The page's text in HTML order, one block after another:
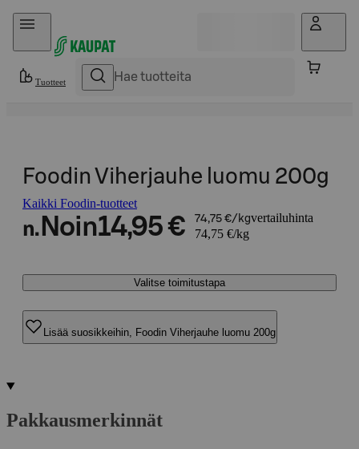
Hyppää sisältöön
Tuotteet
Foodin Viherjauhe luomu 200g
Kaikki Foodin-tuotteet
n. Noin14,95 € 74,75 €/kgvertailuhinta
74,75 €/kg
Valitse toimitustapa
Lisää suosikkeihin, Foodin Viherjauhe luomu 200g
Pakkausmerkinnät